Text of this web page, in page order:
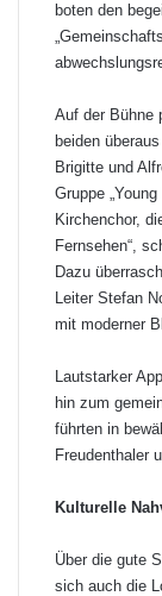
boten den
Auf der Bühne
beiden
Brigitte und
Gruppe
Kirchenchor,
Fernsehen“,
Dazu
Leiter Stefan
mit moderner
Lautstarker
hin zum
führten in
Freudenthaler
Kulturelle
Über die gute
sich auch die